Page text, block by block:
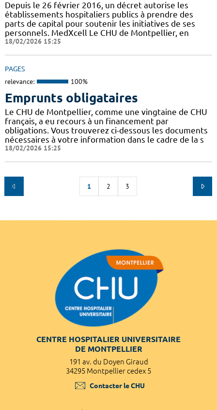
Depuis le 26 février 2016, un décret autorise les
établissements hospitaliers publics à prendre des
parts de capital pour soutenir les initiatives de ses
personnels. MedXcell Le CHU de Montpellier, en
18/02/2026 15:25
PAGES
relevance: 100%
Emprunts obligataires
Le CHU de Montpellier, comme une vingtaine de CHU
français, a eu recours à un financement par
obligations. Vous trouverez ci-dessous les documents
nécessaires à votre information dans le cadre de la s
18/02/2026 15:25
1 2 3
CENTRE HOSPITALIER UNIVERSITAIRE
DE MONTPELLIER
191 av. du Doyen Giraud
34295 Montpellier cedex 5
Contacter le CHU